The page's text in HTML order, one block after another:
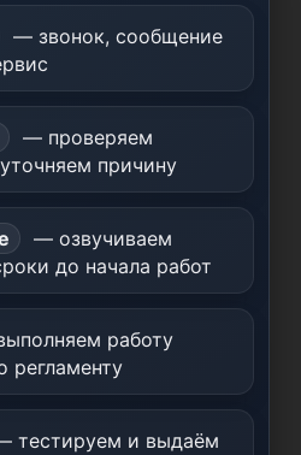
— звонок, сообщение
— проверяем
причину
— озвучиваем
до начала работ
работу
регламенту
тестируем и выдаём